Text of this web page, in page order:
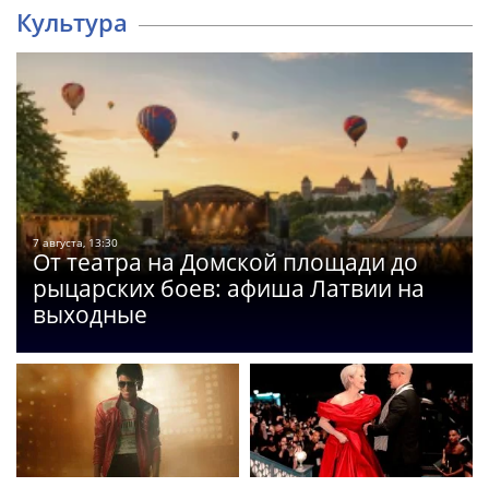
Культура
7 августа, 13:30
От театра на Домской площади до
рыцарских боев: афиша Латвии на
выходные